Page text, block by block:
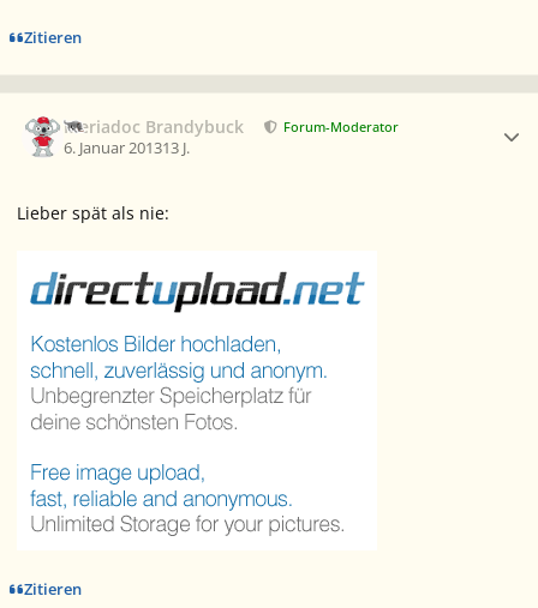
Zitieren
Meriadoc Brandybuck Forum-Moderator
6. Januar 201313 J.
Lieber spät als nie:
Zitieren